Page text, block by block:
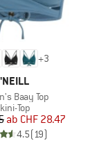
+3
Baay Top
Top
Preis
reduzierter Preis
ab CHF 28.47
4.5(19)